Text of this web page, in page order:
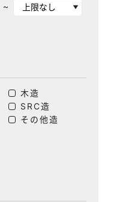
~
木造
SRC造
その他造